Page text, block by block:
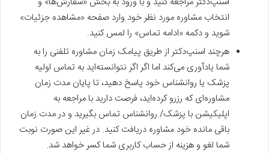
انتخاب مشاوره مورد نظر خود وارد صفحه «مشاهده جزئیات»
شوید و دکمه «ادامه تماس» را لمس کنید.
هرچند اسنپ‌دکتر از طریق پیامک زمان مشاوره تلفنی را به
شما یادآوری می‌کند اما اگر اگر نتوانسته‌اید به تماس اولیه
پزشک یا روانشناس خود پاسخ ‌دهید، تا پایان مدت زمان
مشاوره‌ای که رزرو کرده‌اید‌‌، فرصت دارید با مراجعه به
اپلیکیشن با پزشک/ روانشناس تماس بگیرید و در مدت زمان
باقی مانده خود مشاوره دریافت کنید. در غیر این صورت نوبت
شما لغو و هزینه از حساب کاربری شما کسر خواهد شد.